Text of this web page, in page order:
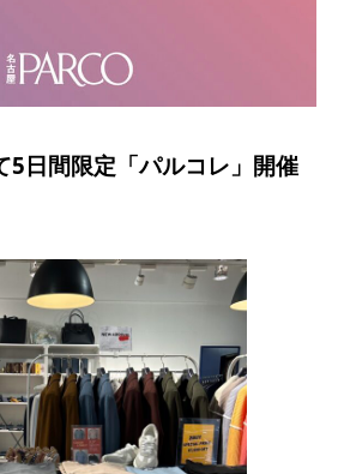
5日間限定「パルコレ」開催